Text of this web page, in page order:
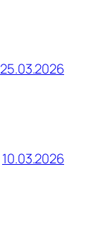
25.03.2026
10.03.2026